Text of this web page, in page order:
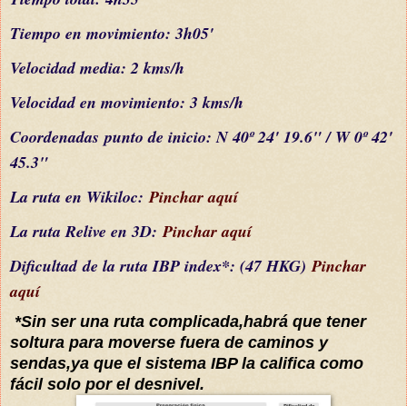
Tiempo en movimiento: 3h05'
Velocidad media: 2 kms/h
Velocidad en movimiento: 3 kms/h
Coordenadas punto de inicio: N 40º 24' 19.6" / W 0º 42'
45.3"
La ruta en Wikiloc:Pinchar aquí
La ruta Relive en 3D:Pinchar aquí
Dificultadde la ruta IBP index*: (47 HKG)Pinchar
aquí
*Sin ser una ruta complicada,habrá que tener
soltura para moverse fuera de caminos y
sendas,ya que el sistema IBP la califica como
fácil solo por el desnivel.